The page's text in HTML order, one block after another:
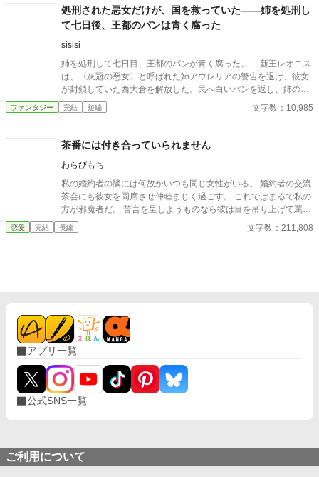
に無慈悲な少女の、人生の序章。
処刑された悪女だけが、国を救っていた――姉を処刑し
て七日後、王都のパンは青く腐った
sisisi
姉を処刑して七日目、王都のパンが青く腐った。 新王レオニス
は、〈灰冠の悪女〉と呼ばれた姉アウレリアの警告を退け、彼女
が封鎖していた西大倉を解放した。民へ白いパンを返し、姉の圧
政を終わらせる。それが正しい王の最初の仕事だと信じていた。
しかし、配られたパンの内側には青い筋が走り、口にした者た
レオニスは、王城の鐘を三度鳴らす。すると現れたのは、姉の秘
密警察だと恐れられていた〈灰衣隊〉だった。 封鎖された穀
物、焼かれた畑、外国への送金、王都から遠ざけられた軍隊。姉
の悪政とされたすべては、王国を青灰病から守るための非常措置
だった。 自分が信じたい言葉だけを選び、姉へ毒杯を渡したこ
とを知るレオニス。彼は姉が残した七つの報告書を読み、公爵の
だ長い輸送隊が到着した。先頭の馬車から降りた人物を見て、レ
ファンタジー 完結 短編 文字数：10,985
茶番には付き合っていられません
わらびもち
私の婚約者の隣には何故かいつも同じ女性がいる。 婚約者の交流
茶会にも彼女を同席させ仲睦まじく過ごす。 これではまるで私の
方が邪魔者だ。 苦言を呈しようものなら彼は目を吊り上げて罵倒
する。 どうして婚約者同士の交流にわざわざ部外者を連れてくる
のか。 彼が何をしたいのかさっぱり分からない。 もうこんな茶番
恋愛 完結 長編 文字数：211,808
アプリ一覧
公式SNS一覧
ご利用について